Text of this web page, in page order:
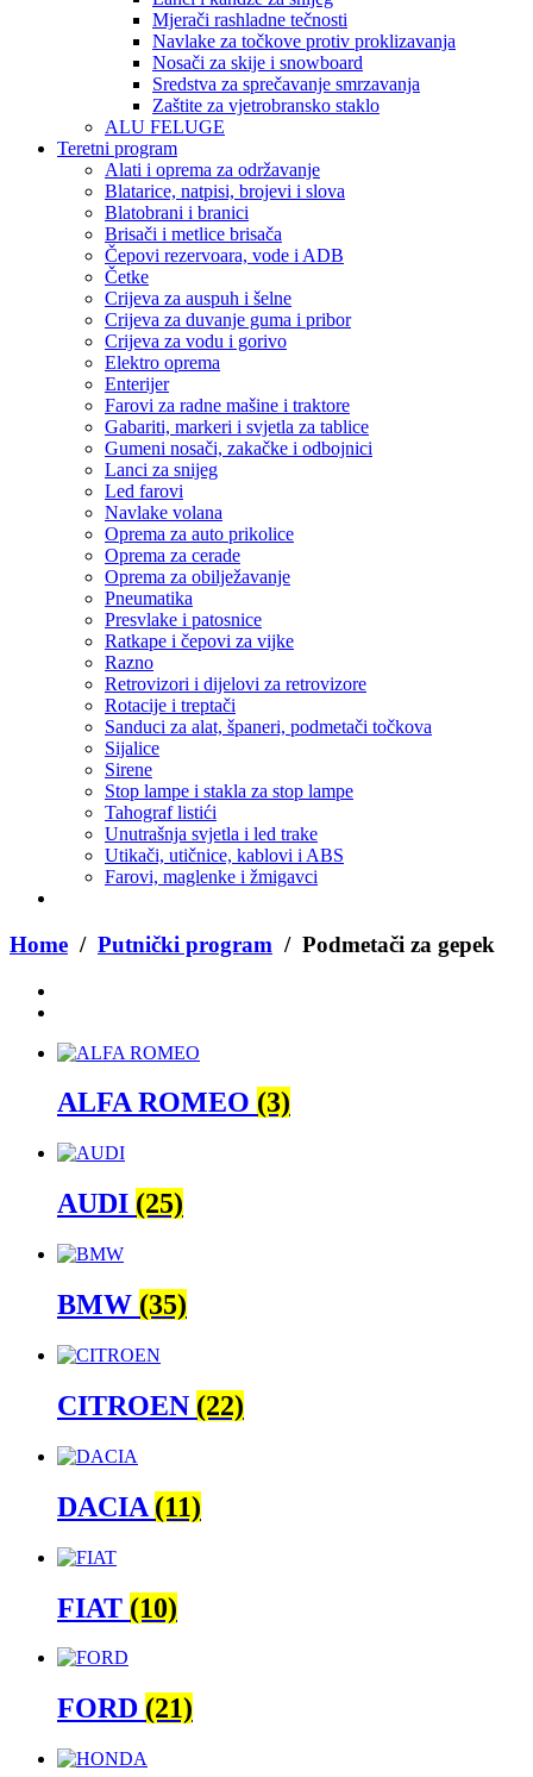
Mjerači rashladne tečnosti
Navlake za točkove protiv proklizavanja
Nosači za skije i snowboard
Sredstva za sprečavanje smrzavanja
Zaštite za vjetrobransko staklo
ALU FELUGE
Teretni program
Alati i oprema za održavanje
Blatarice, natpisi, brojevi i slova
Blatobrani i branici
Brisači i metlice brisača
Čepovi rezervoara, vode i ADB
Četke
Crijeva za auspuh i šelne
Crijeva za duvanje guma i pribor
Crijeva za vodu i gorivo
Elektro oprema
Enterijer
Farovi za radne mašine i traktore
Gabariti, markeri i svjetla za tablice
Gumeni nosači, zakačke i odbojnici
Lanci za snijeg
Led farovi
Navlake volana
Oprema za auto prikolice
Oprema za cerade
Oprema za obilježavanje
Pneumatika
Presvlake i patosnice
Ratkape i čepovi za vijke
Razno
Retrovizori i dijelovi za retrovizore
Rotacije i treptači
Sanduci za alat, španeri, podmetači točkova
Sijalice
Sirene
Stop lampe i stakla za stop lampe
Tahograf listići
Unutrašnja svjetla i led trake
Utikači, utičnice, kablovi i ABS
Farovi, maglenke i žmigavci
Home / Putnički program / Podmetači za gepek
ALFA ROMEO (3)
AUDI (25)
BMW (35)
CITROEN (22)
DACIA (11)
FIAT (10)
FORD (21)